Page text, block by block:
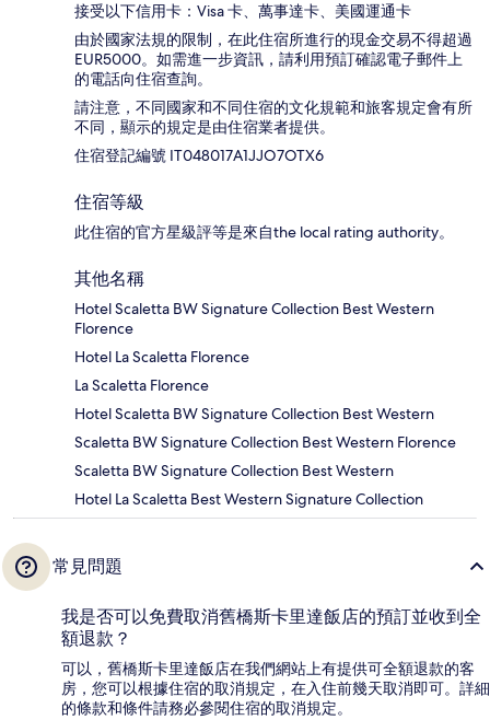
接受以下信用卡：Visa 卡、萬事達卡、美國運通卡
由於國家法規的限制，在此住宿所進行的現金交易不得超過
EUR5000。如需進一步資訊，請利用預訂確認電子郵件上
的電話向住宿查詢。
請注意，不同國家和不同住宿的文化規範和旅客規定會有所
不同，顯示的規定是由住宿業者提供。
住宿登記編號 IT048017A1JJO7OTX6
住宿等級
此住宿的官方星級評等是來自the local rating authority。
其他名稱
Hotel Scaletta BW Signature Collection Best Western
Florence
Hotel La Scaletta Florence
La Scaletta Florence
Hotel Scaletta BW Signature Collection Best Western
Scaletta BW Signature Collection Best Western Florence
Scaletta BW Signature Collection Best Western
Hotel La Scaletta Best Western Signature Collection
常見問題
我是否可以免費取消舊橋斯卡里達飯店的預訂並收到全
額退款？
可以，舊橋斯卡里達飯店在我們網站上有提供可全額退款的客
房，您可以根據住宿的取消規定，在入住前幾天取消即可。詳細
的條款和條件請務必參閱住宿的取消規定。